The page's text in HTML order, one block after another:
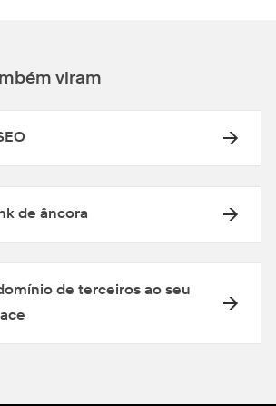
viram
de âncora
de terceiros ao seu